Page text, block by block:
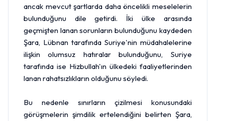
ancak mevcut şartlarda daha öncelikli meselelerin
bulunduğunu dile getirdi. İki ülke arasında
geçmişten lanan sorunların bulunduğunu kaydeden
Şara, Lübnan tarafında Suriye'nin müdahalelerine
ilişkin olumsuz hatıralar bulunduğunu, Suriye
tarafında ise Hizbullah'ın ülkedeki faaliyetlerinden
lanan rahatsızlıkların olduğunu söyledi.
Bu nedenle sınırların çizilmesi konusundaki
görüşmelerin şimdilik ertelendiğini belirten Şara,